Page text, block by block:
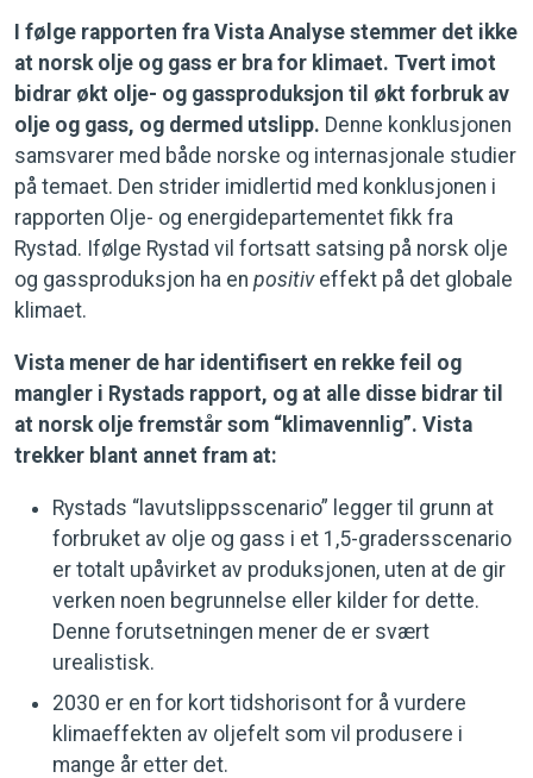
I følge rapporten fra Vista Analyse stemmer det ikke
at norsk olje og gass er bra for klimaet. Tvert imot
bidrar økt olje- og gassproduksjon til økt forbruk av
olje og gass, og dermed utslipp. Denne konklusjonen
samsvarer med både norske og internasjonale studier
på temaet. Den strider imidlertid med konklusjonen i
rapporten Olje- og energidepartementet fikk fra
Rystad. Ifølge Rystad vil fortsatt satsing på norsk olje
og gassproduksjon ha en positiveffekt på det globale
klimaet.
Vista mener de har identifisert en rekke feil og
mangler i Rystads rapport, og at alle disse bidrar til
at norsk olje fremstår som “klimavennlig”. Vista
trekker blant annet fram at:
Rystads “lavutslippsscenario” legger til grunn at
forbruket av olje og gass i et 1,5-gradersscenario
er totalt upåvirket av produksjonen, uten at de gir
verken noen begrunnelse eller kilder for dette.
Denne forutsetningen mener de er svært
urealistisk.
2030 er en for kort tidshorisont for å vurdere
klimaeffekten av oljefelt som vil produsere i
mange år etter det.